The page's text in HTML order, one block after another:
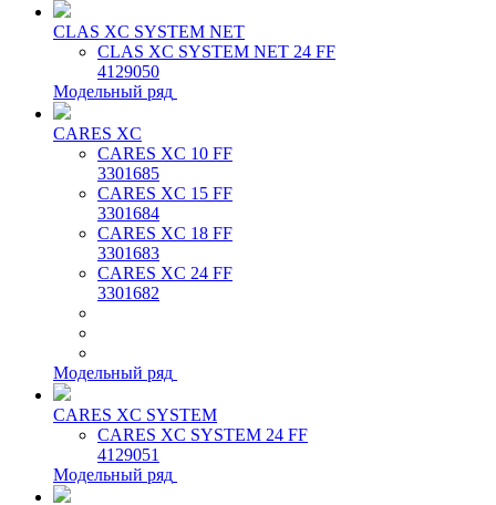
CLAS XC SYSTEM NET
CLAS XC SYSTEM NET 24 FF
4129050
Модельный ряд
CARES XC
CARES XC 10 FF
3301685
CARES XC 15 FF
3301684
CARES XC 18 FF
3301683
CARES XC 24 FF
3301682
Модельный ряд
CARES XC SYSTEM
CARES XC SYSTEM 24 FF
4129051
Модельный ряд